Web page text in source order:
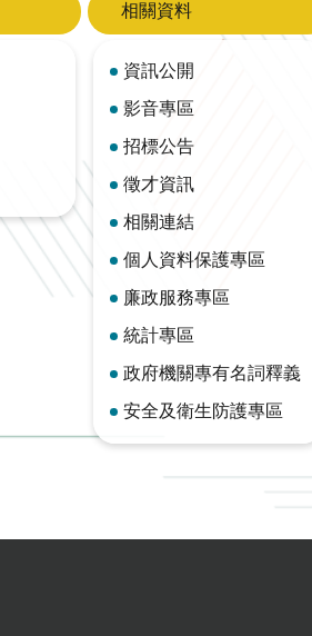
相關資料
資訊公開
影音專區
招標公告
徵才資訊
相關連結
個人資料保護專區
廉政服務專區
統計專區
政府機關專有名詞釋義
安全及衛生防護專區